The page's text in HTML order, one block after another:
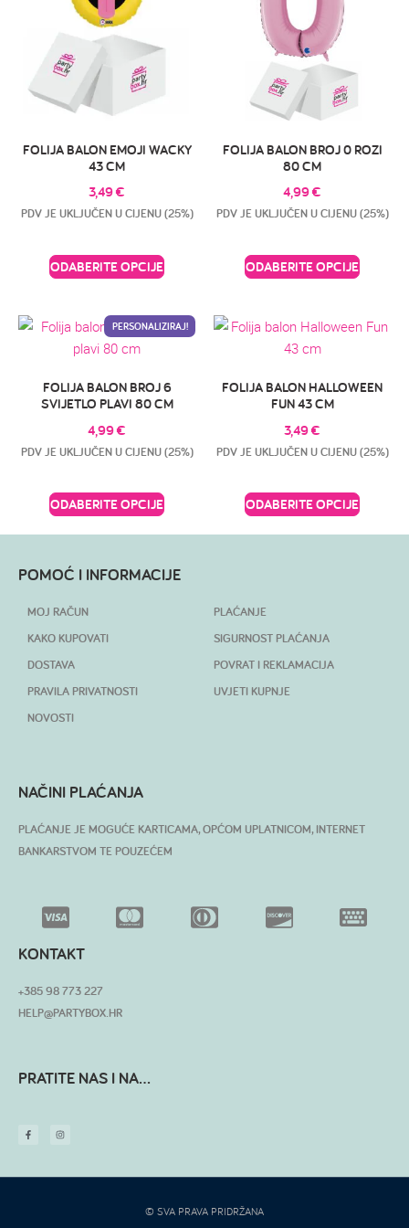
FOLIJA BALON EMOJI WACKY
43 CM
3,49€
PDV JE UKLJUČEN U CIJENU (25%)
ODABERITE OPCIJE
FOLIJA BALON BROJ 0 ROZI
80 CM
4,99€
PDV JE UKLJUČEN U CIJENU (25%)
ODABERITE OPCIJE
PERSONALIZIRAJ!
FOLIJA BALON BROJ 6
SVIJETLO PLAVI 80 CM
4,99€
PDV JE UKLJUČEN U CIJENU (25%)
ODABERITE OPCIJE
FOLIJA BALON HALLOWEEN
FUN 43 CM
3,49€
PDV JE UKLJUČEN U CIJENU (25%)
ODABERITE OPCIJE
POMOĆ I INFORMACIJE
MOJ RAČUN
KAKO KUPOVATI
DOSTAVA
PRAVILA PRIVATNOSTI
NOVOSTI
PLAĆANJE
SIGURNOST PLAĆANJA
POVRAT I REKLAMACIJA
UVJETI KUPNJE
NAČINI PLAĆANJA
PLAĆANJE JE MOGUĆE KARTICAMA, OPĆOM UPLATNICOM, INTERNET
BANKARSTVOM TE POUZEĆEM
KONTAKT
+385 98 773 227
HELP@PARTYBOX.HR
PRATITE NAS I NA...
© SVA PRAVA PRIDRŽANA